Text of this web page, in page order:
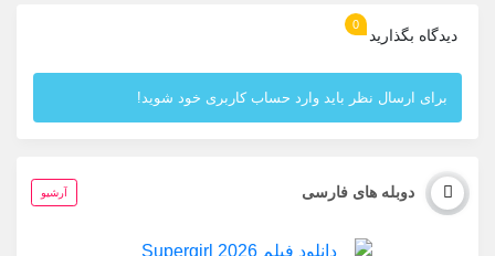
دیدگاه بگذارید
0
برای ارسال نظر باید وارد حساب کاربری خود شوید!
دوبله های فارسی آرشیو